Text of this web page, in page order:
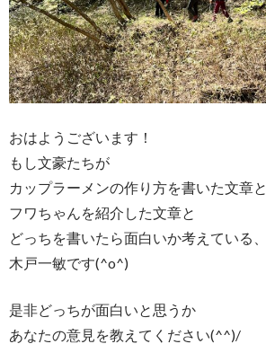
おはようございます！
もし文豪たちが
カップラーメンの作り方を書いた文章と
フワちゃんを紹介した文章と
どっちを書いたら面白いか考えている、
木戸一敏です(^o^)
是非どっちが面白いと思うか
あなたの意見を教えてください(^^)/